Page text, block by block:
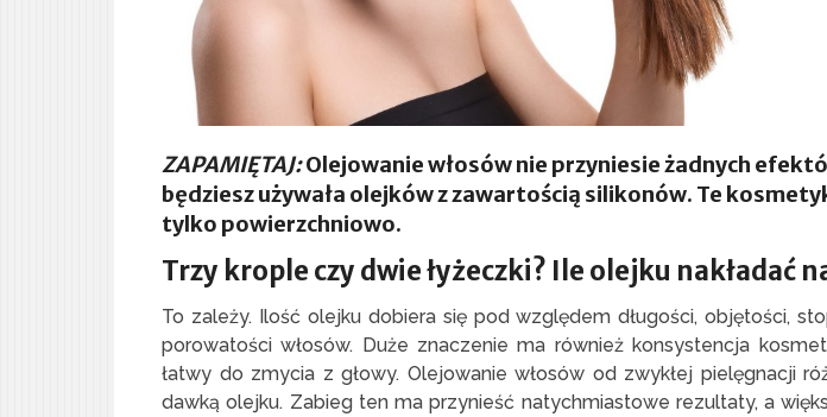
ZAPAMIĘTAJ:Olejowanie włosów nie przyniesie żadnych
będziesz używała olejków z zawartością silikonów. Te
tylko powierzchniowo.
Trzy krople czy dwie łyżeczki? Ile olejku nakładać
To zależy. Ilość olejku dobiera się pod względem długości, objętości,
porowatości włosów. Duże znaczenie ma również konsystencja
łatwy do zmycia z głowy. Olejowanie włosów od zwykłej pielęgnacji
dawką olejku. Zabieg ten ma przynieść natychmiastowe rezultaty, a